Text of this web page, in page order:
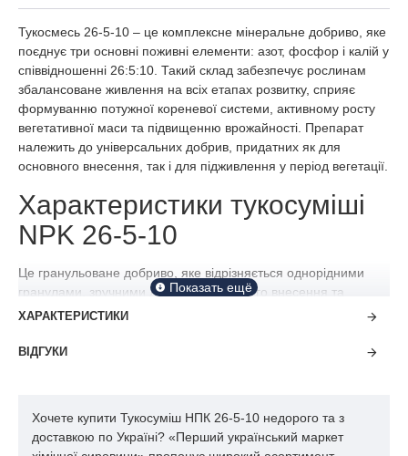
Тукосмесь 26-5-10 – це комплексне мінеральне добриво, яке
поєднує три основні поживні елементи: азот, фосфор і калій у
співвідношенні 26:5:10. Такий склад забезпечує рослинам
збалансоване живлення на всіх етапах розвитку, сприяє
формуванню потужної кореневої системи, активному росту
вегетативної маси та підвищенню врожайності. Препарат
належить до універсальних добрив, придатних як для
основного внесення, так і для підживлення у період вегетації.
Характеристики тукосуміші
NPK 26-5-10
Це гранульоване добриво, яке відрізняється однорідними
гранулами, зручними для механізованого внесення та
рівномірного розподілу по ґрунту. Завдяки високому вмісту
позитивно впливає на інтенсивність росту. Фосфор у складі
у шкідливих концентраціях і безпечне для більшості чутливих
культур.
ХАРАКТЕРИСТИКИ
ВІДГУКИ
Хочете купити Тукосуміш НПК 26-5-10 недорого та з
доставкою по Україні? «Перший український маркет